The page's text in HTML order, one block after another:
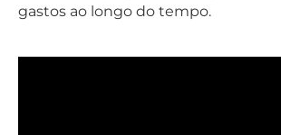
gastos ao longo do tempo.